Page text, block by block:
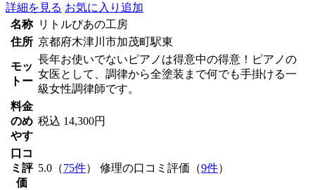
詳細を見る お気に入り追加
名称
リトルぴあの工房
住所 京都府木津川市加茂町駅東
モッ
トー
長年お使いでないピアノは得意中の得意！ピアノの
女医として、調律から全塗装まで何でも手掛ける一
級女性調律師です。
料金
のめ
やす
税込 14,300円
口コ
ミ評
価
5.0（75件） 修理の口コミ評価（9件）